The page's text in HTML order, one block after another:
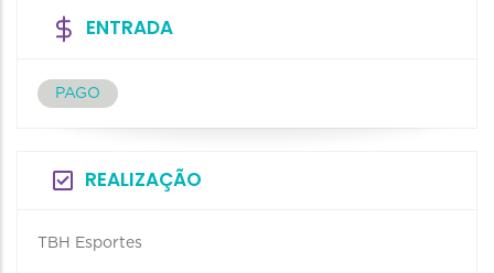
ENTRADA
PAGO
REALIZAÇÃO
TBH Esportes